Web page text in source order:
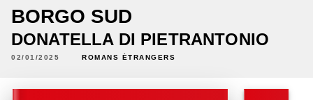
BORGO SUD
DONATELLA DI PIETRANTONIO
02/01/2025 ROMANS ÉTRANGERS